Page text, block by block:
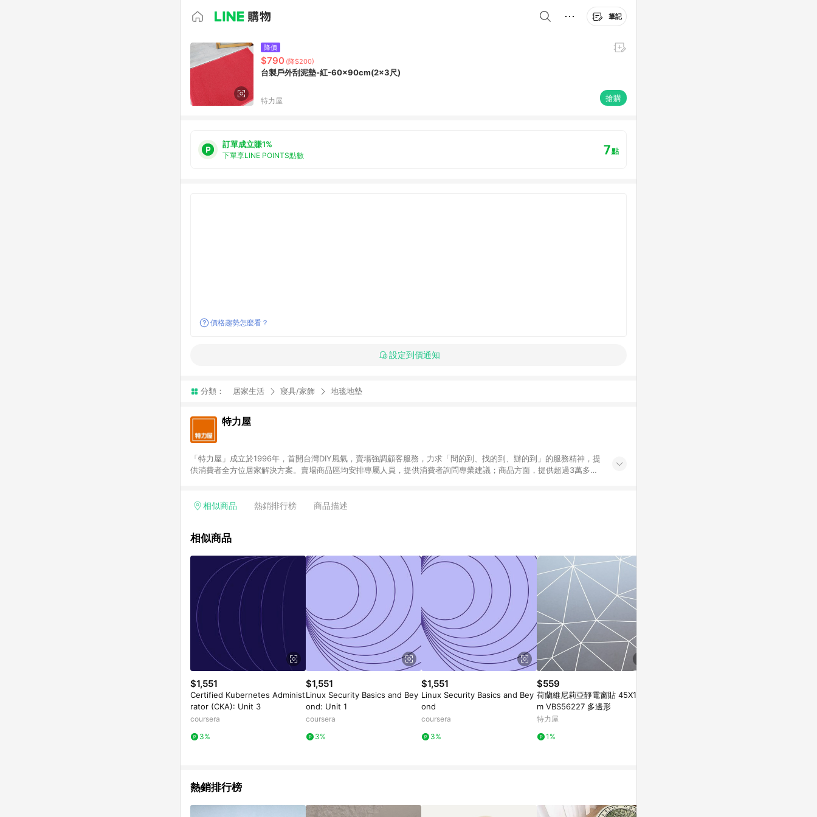
筆記
降價
$790 (降$200)
台製戶外刮泥墊-紅-60x90cm(2x3尺)
特力屋 搶購
訂單成立賺1%
下單享LINE POINTS點數 7點
價格趨勢怎麼看？
設定到價通知
分類： 居家生活 寢具/家飾 地毯地墊
特力屋
「特力屋」成立於1996年，首開台灣DIY風氣，賣場強調顧客服務，力求「問的到、找的到、辦的到」的服務精神，提
供消費者全方位居家解決方案。賣場商品區均安排專屬人員，提供消費者詢問專業建議；商品方面，提供超過3萬多種
升服務質感，期望每一位來店顧客，能輕鬆挑選到商品(Simple to choose)、在最短的時間內完成訂購或結帳流程
相似商品 熱銷排行榜 商品描述
相似商品
$1,551
Certified Kubernetes Administ
rator (CKA): Unit 3
coursera
3%
$1,551
Linux Security Basics and Bey
ond: Unit 1
coursera
3%
$1,551
Linux Security Basics and Bey
ond
coursera
3%
$559
荷蘭維尼莉亞靜電窗貼 45X150c
m VBS56227 多邊形
特力屋
1%
熱銷排行榜